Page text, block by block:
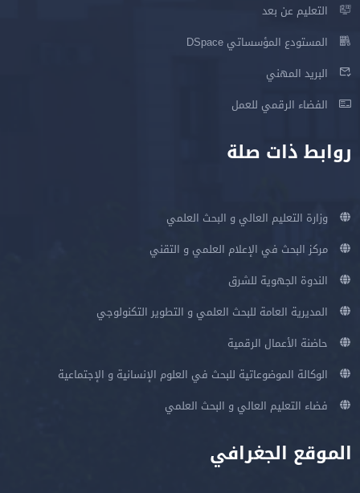
التعليم عن بعد
المستودع المؤسساتي DSpace
البريد المهني
الفضاء الرقمي للعمل
روابط ذات صلة
وزارة التعليم العالي و البحث العلمي
مركز البحث في الإعلام العلمي و التقني
الندوة الجهوية للشرق
المديرية العامة للبحث العلمي و التطوير التكنولوجي
حاضنة الأعمال الرقمية
الوكالة الموضوعاتية للبحث في العلوم الإنسانية و الإجتماعية
فضاء التعليم العالي و البحث العلمي
الموقع الجغرافي